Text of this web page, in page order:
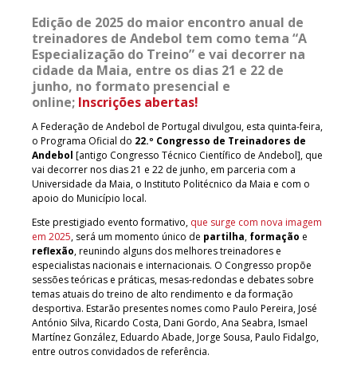
Edição de 2025 do maior encontro anual de
treinadores de Andebol tem como tema “A
Especialização do Treino” e vai decorrer na
cidade da Maia, entre os dias 21 e 22 de
junho, no formato presencial e
online; Inscrições abertas!
A Federação de Andebol de Portugal divulgou, esta quinta-feira,
o Programa Oficial do 22.º Congresso de Treinadores de
Andebol [antigo Congresso Técnico Científico de Andebol], que
vai decorrer nos dias 21 e 22 de junho, em parceria com a
Universidade da Maia, o Instituto Politécnico da Maia e com o
apoio do Município local.
Este prestigiado evento formativo, que surge com nova imagem
em 2025, será um momento único de partilha, formação e
reflexão, reunindo alguns dos melhores treinadores e
especialistas nacionais e internacionais. O Congresso propõe
sessões teóricas e práticas, mesas-redondas e debates sobre
temas atuais do treino de alto rendimento e da formação
desportiva. Estarão presentes nomes como Paulo Pereira, José
António Silva, Ricardo Costa, Dani Gordo, Ana Seabra, Ismael
Martínez González, Eduardo Abade, Jorge Sousa, Paulo Fidalgo,
entre outros convidados de referência.